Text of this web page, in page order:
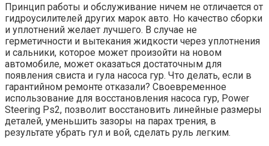
Принцип работы и обслуживание ничем не отличается от
гидроусилителей других марок авто. Но качество сборки
и уплотнений желает лучшего. В случае не
герметичности и вытекания жидкости через уплотнения
и сальники, которое может произойти на новом
автомобиле, может оказаться достаточным для
появления свиста и гула насоса гур. Что делать, если в
гарантийном ремонте отказали? Своевременное
использование для восстановления насоса гур, Power
Steering Ps2, позволит восстановить линейные размеры
деталей, уменьшить зазоры на парах трения, в
результате убрать гул и вой, сделать руль легким.